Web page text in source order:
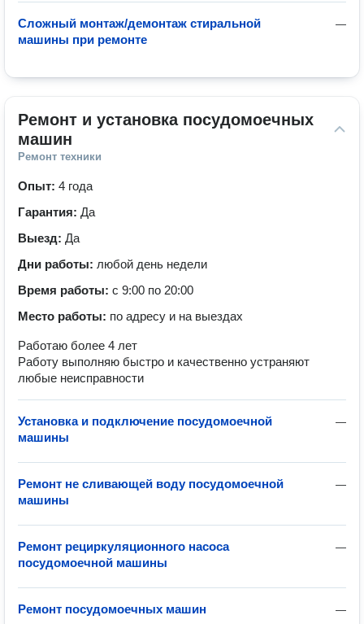
—
Сложный монтаж/демонтаж стиральной
машины при ремонте
Ремонт и установка посудомоечных
машин
Ремонт техники
Опыт: 4 года
Гарантия: Да
Выезд: Да
Дни работы: любой день недели
Время работы: с 9:00 по 20:00
Место работы: по адресу и на выездах
Работаю более 4 лет
Работу выполняю быстро и качественно устраняют
любые неисправности
—
Установка и подключение посудомоечной
машины
—
Ремонт не сливающей воду посудомоечной
машины
—
Ремонт рециркуляционного насоса
посудомоечной машины
—
Ремонт посудомоечных машин